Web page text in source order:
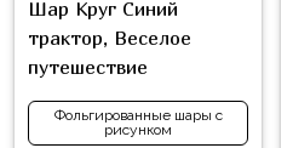
Шар Круг Синий
трактор, Веселое
путешествие
Фольгированные шары с
рисунком
Куклы
ЛОЛ
Него